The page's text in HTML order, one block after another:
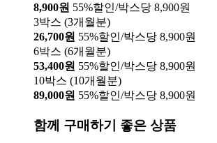
8,900원 55%할인/박스당 8,900원
3박스 (3개월분)
26,700원 55%할인/박스당 8,900원
6박스 (6개월분)
53,400원 55%할인/박스당 8,900원
10박스 (10개월분)
89,000원 55%할인/박스당 8,900원
함께 구매하기 좋은 상품